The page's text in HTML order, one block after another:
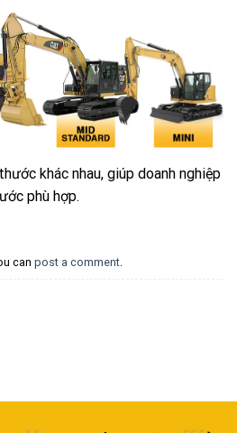
khác nhau, giúp doanh nghiệp
phù hợp.
can post a comment.